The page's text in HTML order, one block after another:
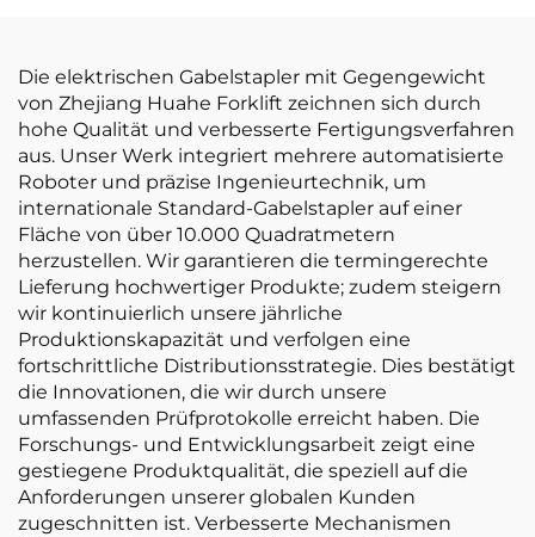
mm für
Geländefahrten
Die elektrischen Gabelstapler mit Gegengewicht
von Zhejiang Huahe Forklift zeichnen sich durch
hohe Qualität und verbesserte Fertigungsverfahren
aus. Unser Werk integriert mehrere automatisierte
Roboter und präzise Ingenieurtechnik, um
internationale Standard-Gabelstapler auf einer
Fläche von über 10.000 Quadratmetern
herzustellen. Wir garantieren die termingerechte
Lieferung hochwertiger Produkte; zudem steigern
wir kontinuierlich unsere jährliche
Produktionskapazität und verfolgen eine
fortschrittliche Distributionsstrategie. Dies bestätigt
die Innovationen, die wir durch unsere
umfassenden Prüfprotokolle erreicht haben. Die
Forschungs- und Entwicklungsarbeit zeigt eine
gestiegene Produktqualität, die speziell auf die
Anforderungen unserer globalen Kunden
zugeschnitten ist. Verbesserte Mechanismen